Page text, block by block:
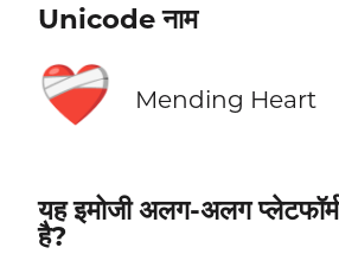
Unicode नाम
❤️‍🩹 Mending Heart
यह इमोजी अलग-अलग
है?